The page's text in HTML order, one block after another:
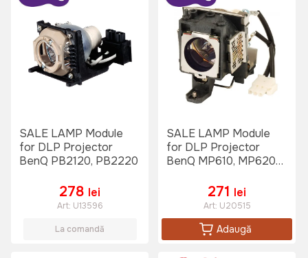
SALE LAMP Module
for DLP Projector
BenQ PB2120, PB2220
278 lei
Art: U13596
La comandă
SALE LAMP Module
for DLP Projector
BenQ MP610, MP620p,
271 lei
Art: U20515
Adaugă